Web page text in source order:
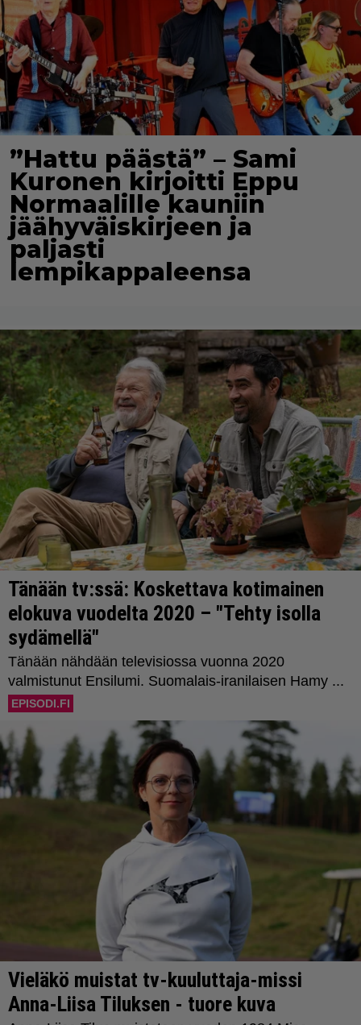
”Hattu päästä” – Sami
Kuronen kirjoitti Eppu
Normaalille kauniin
jäähyväiskirjeen ja
paljasti
lempikappaleensa